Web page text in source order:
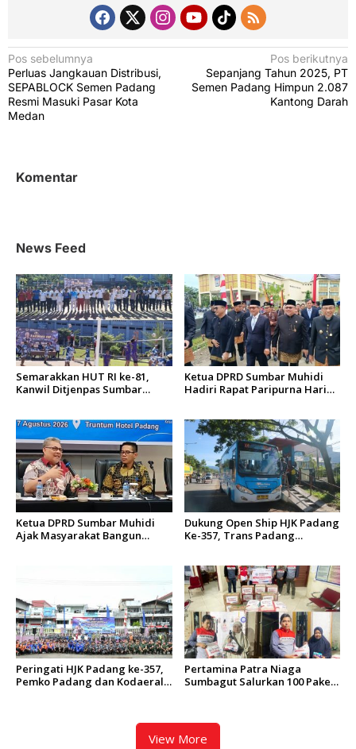
N
a
v
a
p
s
Pos sebelumnya
Perluas Jangkauan Distribusi,
SEPABLOCK Semen Padang
Resmi Masuki Pasar Kota
Medan
Pos berikutnya
Sepanjang Tahun 2025, PT
Semen Padang Himpun 2.087
Kantong Darah
Komentar
News Feed
Semarakkan HUT RI ke-81,
Kanwil Ditjenpas Sumbar
Ketua DPRD Sumbar Muhidi
Hadiri Rapat Paripurna Hari
Ketua DPRD Sumbar Muhidi
Ajak Masyarakat Bangun
Dukung Open Ship HJK Padang
Ke-357, Trans Padang
Peringati HJK Padang ke-357,
Pemko Padang dan Kodaeral
Pertamina Patra Niaga
Sumbagut Salurkan 100 Paket
View More